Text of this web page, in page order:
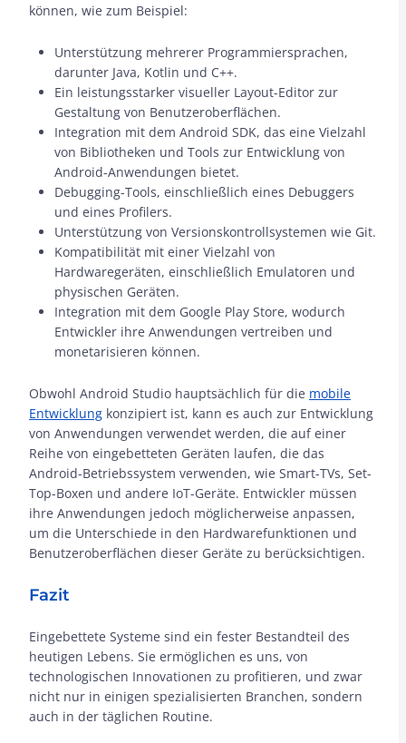
können, wie zum Beispiel:
Unterstützung mehrerer Programmiersprachen,
darunter Java, Kotlin und C++.
Ein leistungsstarker visueller Layout-Editor zur
Gestaltung von Benutzeroberflächen.
Integration mit dem Android SDK, das eine Vielzahl
von Bibliotheken und Tools zur Entwicklung von
Android-Anwendungen bietet.
Debugging-Tools, einschließlich eines Debuggers
und eines Profilers.
Unterstützung von Versionskontrollsystemen wie Git.
Kompatibilität mit einer Vielzahl von
Hardwaregeräten, einschließlich Emulatoren und
physischen Geräten.
Integration mit dem Google Play Store, wodurch
Entwickler ihre Anwendungen vertreiben und
monetarisieren können.
Obwohl Android Studio hauptsächlich für die mobile
Entwicklung konzipiert ist, kann es auch zur Entwicklung
von Anwendungen verwendet werden, die auf einer
Reihe von eingebetteten Geräten laufen, die das
Android-Betriebssystem verwenden, wie Smart-TVs, Set-
Top-Boxen und andere IoT-Geräte. Entwickler müssen
ihre Anwendungen jedoch möglicherweise anpassen,
um die Unterschiede in den Hardwarefunktionen und
Benutzeroberflächen dieser Geräte zu berücksichtigen.
Fazit
Eingebettete Systeme sind ein fester Bestandteil des
heutigen Lebens. Sie ermöglichen es uns, von
technologischen Innovationen zu profitieren, und zwar
nicht nur in einigen spezialisierten Branchen, sondern
auch in der täglichen Routine.